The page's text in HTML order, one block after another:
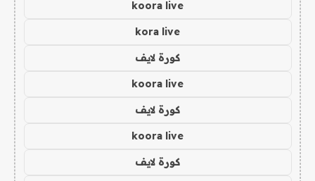
koora live
kora live
كورة لايف
koora live
كورة لايف
koora live
كورة لايف